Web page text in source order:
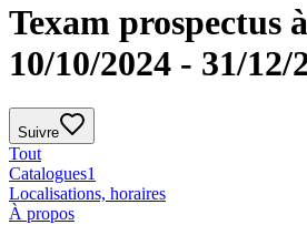
Texam prospectus
10/10/2024 - 31/12/
Suivre
Tout
Catalogues1
Localisations, horaires
À propos